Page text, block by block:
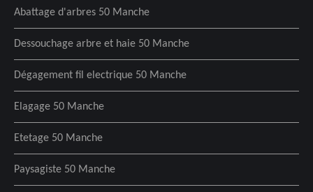
Abattage d'arbres 50 Manche
Dessouchage arbre et haie 50 Manche
Dégagement fil electrique 50 Manche
Elagage 50 Manche
Etetage 50 Manche
Paysagiste 50 Manche